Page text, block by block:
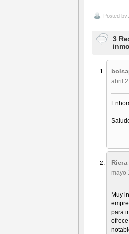
Posted by
3
abril
mayo
Muy
para